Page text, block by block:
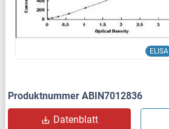
ELISA
Produktnummer ABIN7012836
Datenblatt